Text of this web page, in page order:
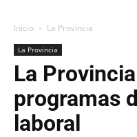
Inicio La Provincia
La Provincia
La
programas
laboral